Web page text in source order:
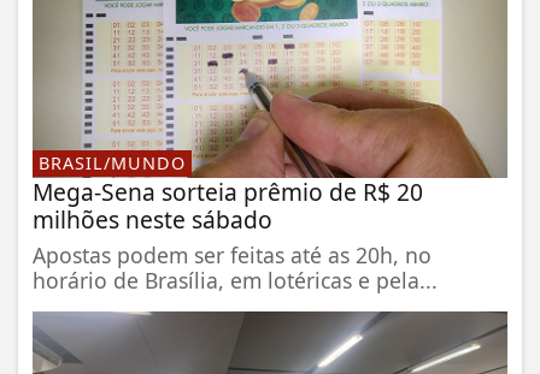
BRASIL/MUNDO
Mega-Sena sorteia prêmio de R$ 20
milhões neste sábado
Apostas podem ser feitas até as 20h, no
horário de Brasília, em lotéricas e pela...